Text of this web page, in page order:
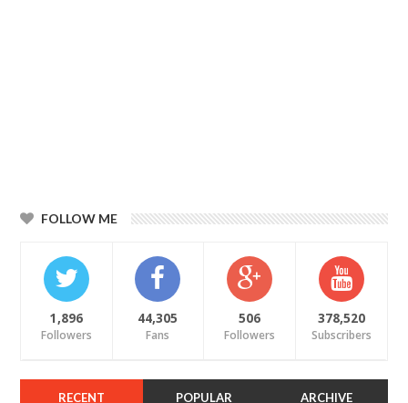
FOLLOW ME
1,896
Followers
44,305
Fans
506
Followers
378,520
Subscribers
RECENT POPULAR ARCHIVE